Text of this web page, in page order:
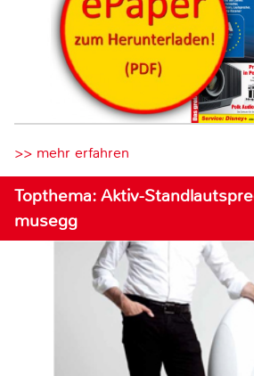
>> mehr erfahren
Topthema: Aktiv-
musegg